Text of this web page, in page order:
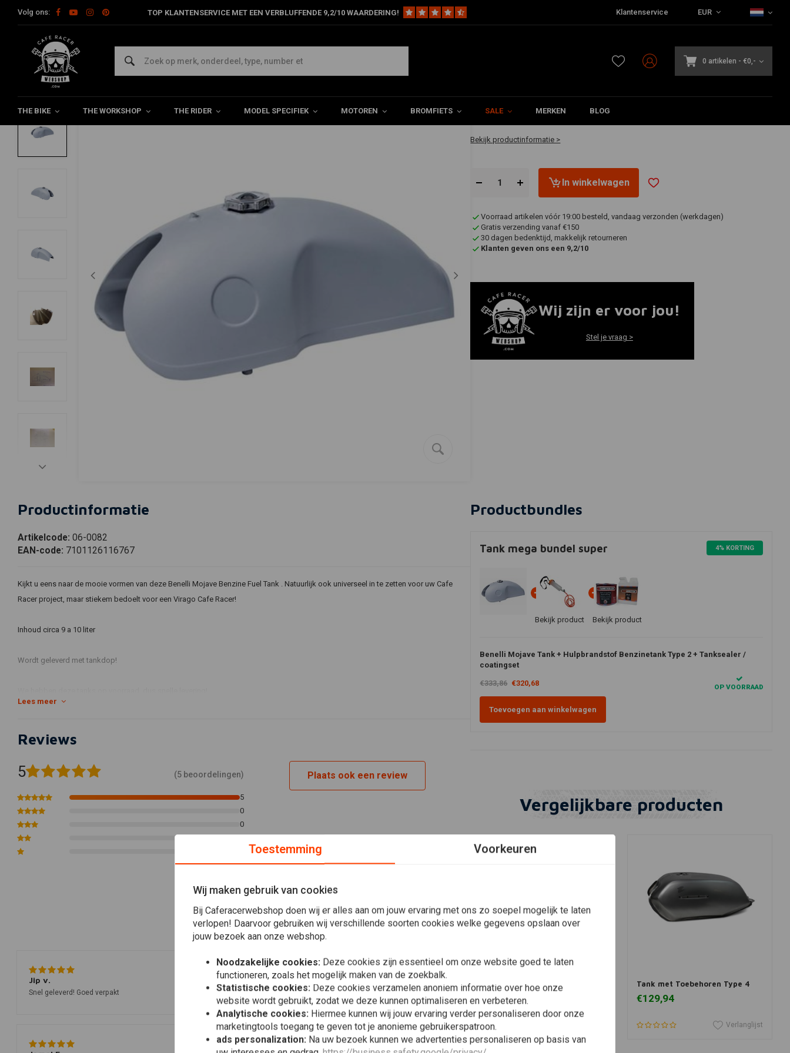
Volg ons: TOP KLANTENSERVICE MET EEN VERBLUFFENDE 9,2/10 WAARDERING! Klantenservice EUR
0 artikelen - €0,-
THE BIKE THE WORKSHOP THE RIDER MODEL SPECIFIEK MOTOREN BROMFIETS SALE MERKEN BLOG
Home Model Specifiek Yamaha Yamaha XV Virago / TR1 Subframes & Kits Benelli Mojave Tank
Benelli Mojave Tank
5/5 (5 reviews)
€267,95
Bekijk productinformatie >
In winkelwagen
Voorraad artikelen vóór 19:00 besteld, vandaag verzonden (werkdagen)
Gratis verzending vanaf €150
30 dagen bedenktijd, makkelijk retourneren
Klanten geven ons een 9,2/10
Wij zijn er voor jou!
Stel je vraag >
Productinformatie
Artikelcode: 06-0082
EAN-code: 7101126116767
Kijkt u eens naar de mooie vormen van deze Benelli Mojave Benzine Fuel Tank . Natuurlijk ook universeel in te zetten voor uw Cafe
Racer project, maar stiekem bedoelt voor een Virago Cafe Racer!
Inhoud circa 9 a 10 liter
Wordt geleverd met tankdop!
XV535 XV750 XV920 XV1100 T1 VIRAGO
Ze passen trouwens uitstekend bij onze Cafe Racer Seats[klik]
Lees meer
Reviews
5 (5 beoordelingen)
5
0
0
Plaats ook een review
Johan H.
God service
Jip v.
Snel geleverd! Goed verpakt
Jip v.
Snel geleverd! Goed verpakt
Productbundles
4% KORTING
Tank mega bundel super
Bekijk product Bekijk product
Benelli Mojave Tank + Hulpbrandstof Benzinetank Type 2 + Tanksealer /
coatingset
€333,86 €320,68 OP VOORRAAD
Toevoegen aan winkelwagen
Vergelijkbare producten
Yamaha Virago Conversion Kit
€695,-
Tank met Toebehoren Type 4
€129,94
Verlanglijst
Toestemming Voorkeuren
Wij maken gebruik van cookies
Bij Caferacerwebshop doen wij er alles aan om jouw ervaring met ons zo soepel mogelijk te laten
verlopen! Daarvoor gebruiken wij verschillende soorten cookies welke gegevens opslaan over
jouw bezoek aan onze webshop.
Noodzakelijke cookies: Deze cookies zijn essentieel om onze website goed te laten
functioneren, zoals het mogelijk maken van de zoekbalk.
Statistische cookies: Deze cookies verzamelen anoniem informatie over hoe onze
website wordt gebruikt, zodat we deze kunnen optimaliseren en verbeteren.
Analytische cookies: Hiermee kunnen wij jouw ervaring verder personaliseren door onze
marketingtools toegang te geven tot je anonieme gebruikerspatroon.
ads personalization: Na uw bezoek kunnen we advertenties personaliseren op basis van